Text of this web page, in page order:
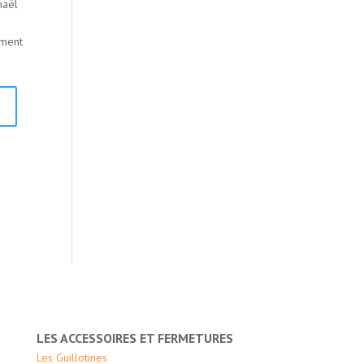
LES ACCESSOIRES ET FERMETURES
Les Guillotines